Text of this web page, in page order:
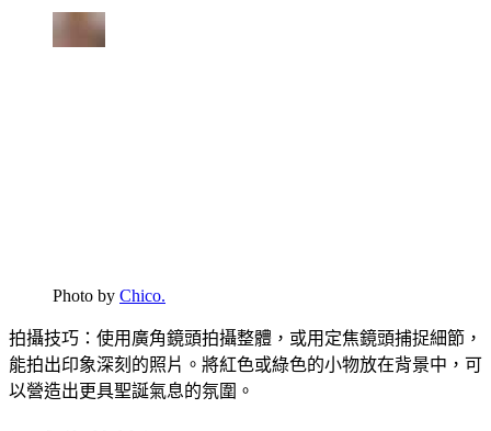
Photo by Chico.
拍攝技巧：使用廣角鏡頭拍攝整體，或用定焦鏡頭捕捉細節，
能拍出印象深刻的照片。將紅色或綠色的小物放在背景中，可
以營造出更具聖誕氣息的氛圍。